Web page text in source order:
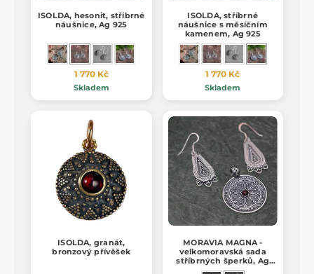
ISOLDA, hesonit, stříbrné
náušnice, Ag 925
1 770 Kč
Skladem
ISOLDA, stříbrné
náušnice s měsíčním
kamenem, Ag 925
1 770 Kč
Skladem
ISOLDA, granát,
bronzový přívěšek
MORAVIA MAGNA -
velkomoravská sada
stříbrných šperků, Ag
925 granat